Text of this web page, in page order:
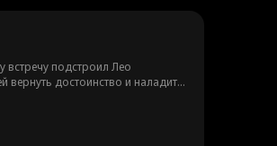
встречу подстроил Лео
достоинство и наладить